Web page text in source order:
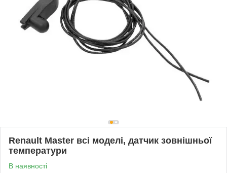
Renault Master всі моделі, датчик зовнішньої
температури
В наявності